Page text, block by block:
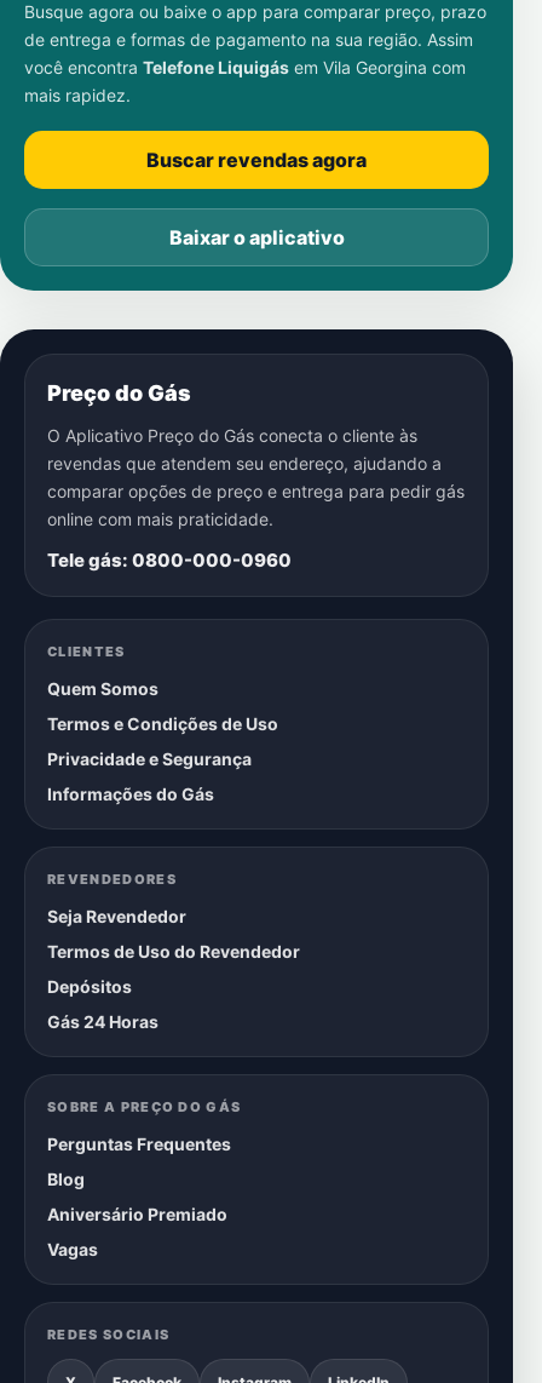
Busque agora ou baixe o app para comparar preço, prazo
de entrega e formas de pagamento na sua região. Assim
você encontra Telefone Liquigás em Vila Georgina com
mais rapidez.
Buscar revendas agora
Baixar o aplicativo
Preço do Gás
O Aplicativo Preço do Gás conecta o cliente às
revendas que atendem seu endereço, ajudando a
comparar opções de preço e entrega para pedir gás
online com mais praticidade.
Tele gás: 0800-000-0960
CLIENTES
Quem Somos
Termos e Condições de Uso
Privacidade e Segurança
Informações do Gás
REVENDEDORES
Seja Revendedor
Termos de Uso do Revendedor
Depósitos
Gás 24 Horas
SOBRE A PREÇO DO GÁS
Perguntas Frequentes
Blog
Aniversário Premiado
Vagas
REDES SOCIAIS